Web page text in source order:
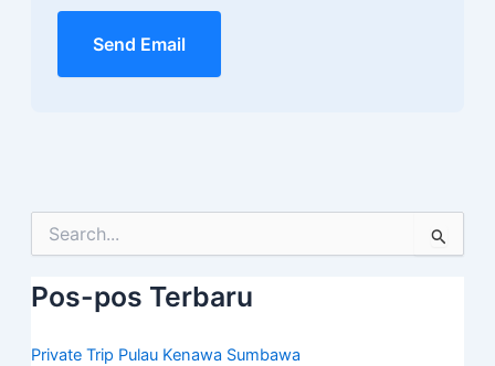
Send Email
Cari
untuk:
Pos-pos Terbaru
Private Trip Pulau Kenawa Sumbawa